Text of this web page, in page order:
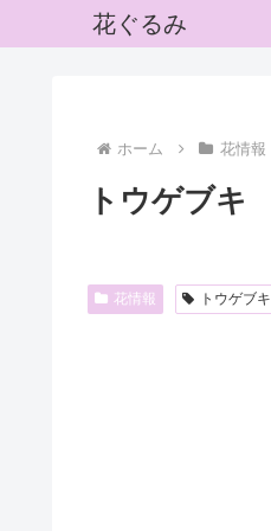
花ぐるみ
ホーム 花情報
トウゲブキ
花情報 トウゲブキ